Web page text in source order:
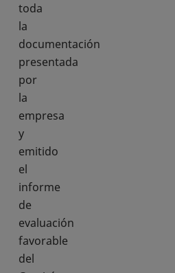
toda
la
documentación
presentada
por
la
empresa
y
emitido
el
informe
de
evaluación
favorable
del